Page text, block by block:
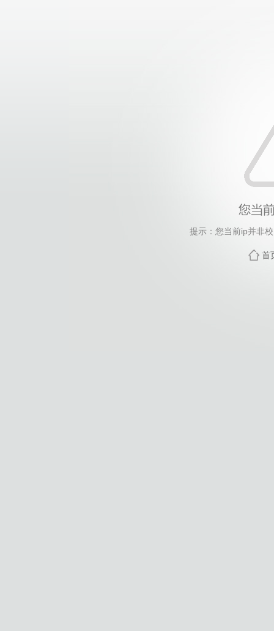
提示：您当前ip并非
首